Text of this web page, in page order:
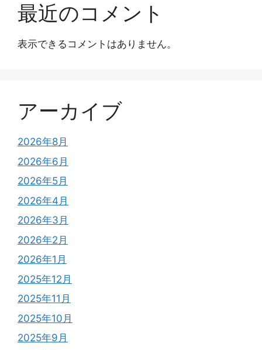
最近のコメント
表示できるコメントはありません。
アーカイブ
2026年8月
2026年6月
2026年5月
2026年4月
2026年3月
2026年2月
2026年1月
2025年12月
2025年11月
2025年10月
2025年9月